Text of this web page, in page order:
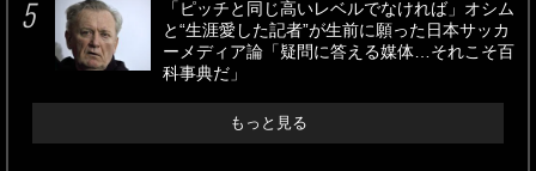
「ピッチと同じ高いレベルでなければ」オシム
と“生涯愛した記者”が生前に願った日本サッカ
ーメディア論「疑問に答える媒体…それこそ百
科事典だ」
もっと見る